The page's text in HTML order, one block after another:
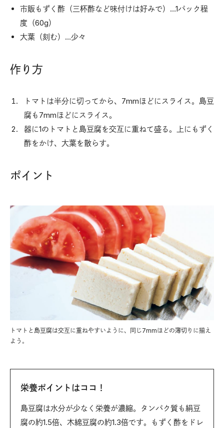
市販もずく酢（三杯酢など味付けは好みで）…1パック程
度（60g）
大葉（刻む）…少々
作り方
トマトは半分に切ってから、7mmほどにスライス。島豆
腐も7mmほどにスライス。
器に1のトマトと島豆腐を交互に重ねて盛る。上にもずく
酢をかけ、大葉を散らす。
ポイント
トマトと島豆腐は交互に重ねやすいように、同じ7mmほどの薄切りに揃え
よう。
栄養ポイントはココ！
島豆腐は水分が少なく栄養が濃縮。タンパク質も絹豆
腐の約1.5倍、木綿豆腐の約1.3倍です。もずく酢をドレ